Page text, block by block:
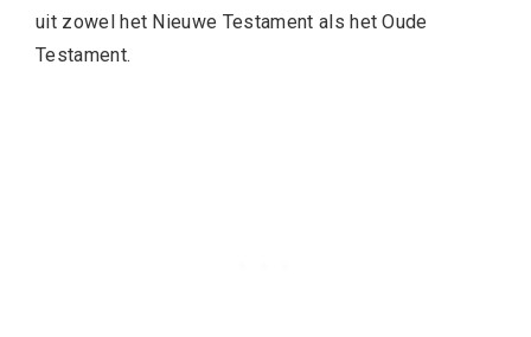
uit zowel het Nieuwe Testament als het Oude
Testament.